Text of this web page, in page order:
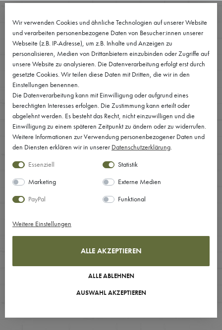
Wir verwenden Cookies und ähnliche Technologien auf unserer Website
und verarbeiten personenbezogene Daten von Besucher:innen unserer
Webseite (z.B. IP-Adresse), um z.B. Inhalte und Anzeigen zu
personalisieren, Medien von Drittanbietern einzubinden oder Zugriffe auf
unsere Website zu analysieren. Die Datenverarbeitung erfolgt erst durch
gesetzte Cookies. Wir teilen diese Daten mit Dritten, die wir in den
Einstellungen benennen.
Die Datenverarbeitung kann mit Einwilligung oder aufgrund eines
berechtigten Interesses erfolgen. Die Zustimmung kann erteilt oder
abgelehnt werden. Es besteht das Recht, nicht einzuwilligen und die
Einwilligung zu einem späteren Zeitpunkt zu ändern oder zu widerrufen.
Weitere Informationen zur Verwendung personenbezogener Daten und
den Diensten erklären wir in unserer Daten­schutz­erklärung.
Essenziell
Statistik
Marketing
Externe Medien
PayPal
Funktional
Weitere Einstellungen
ALLE AKZEPTIEREN
ALLE ABLEHNEN
AUSWAHL AKZEPTIEREN